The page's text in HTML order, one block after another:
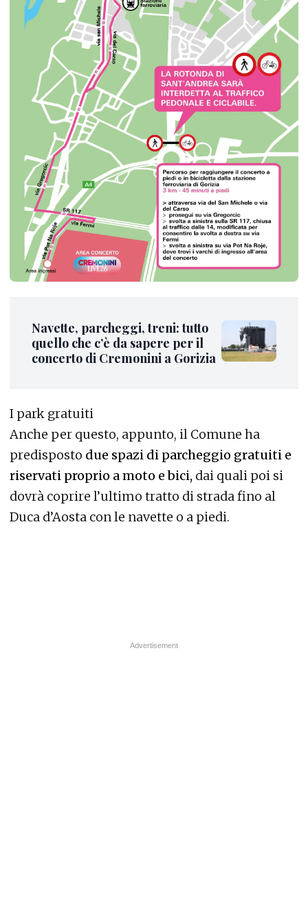
Navette, parcheggi, treni: tutto
quello che c’è da sapere per il
concerto di Cremonini a Gorizia
I park gratuiti
Anche per questo, appunto, il Comune ha
predisposto due spazi di parcheggio gratuiti e
riservati proprio a moto e bici, dai quali poi si
dovrà coprire l’ultimo tratto di strada fino al
Duca d’Aosta con le navette o a piedi.